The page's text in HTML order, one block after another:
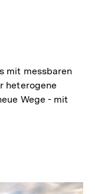
mit messbaren
heterogene
Wege - mit